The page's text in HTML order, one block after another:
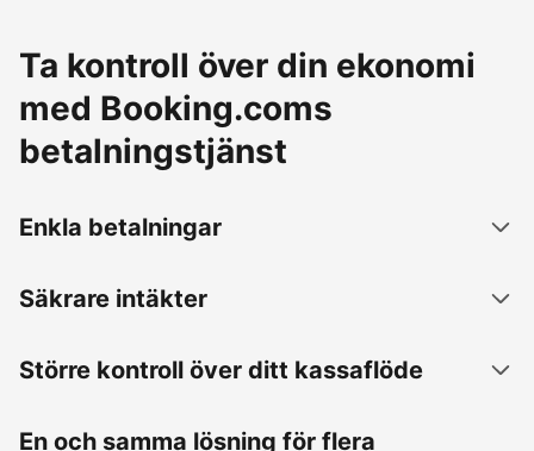
Ta kontroll över din ekonomi
med Booking.coms
betalningstjänst
Enkla betalningar
Säkrare intäkter
Större kontroll över ditt kassaflöde
En och samma lösning för flera